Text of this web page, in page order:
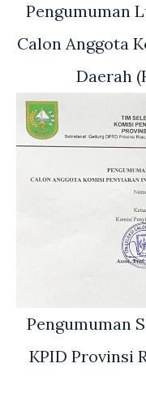
Pengumuman
Calon Anggota
Daerah
Pengumuman
KPID Provinsi